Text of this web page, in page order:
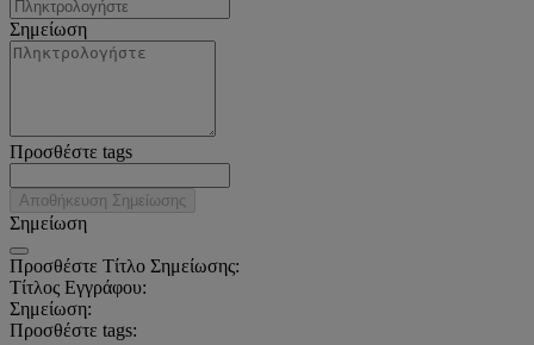
Σημείωση
Προσθέστε tags
Αποθήκευση Σημείωσης
Σημείωση
Προσθέστε Τίτλο Σημείωσης:
Τίτλος Εγγράφου:
Σημείωση:
Προσθέστε tags: